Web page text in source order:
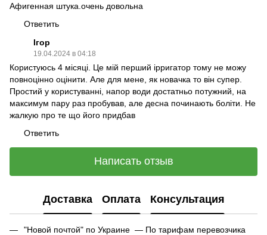
Афигенная штука.очень довольна
Ответить
Ігор
19.04.2024 в 04:18
Користуюсь 4 місяці. Це мій перший ірригатор тому не можу
повноцінно оцінити. Але для мене, як новачка то він супер.
Простий у користуванні, напор води достатньо потужний, на
максимум пару раз пробував, але десна починають боліти. Не
жалкую про те що його придбав
Ответить
Написать отзыв
Доставка Оплата Консультация
"Новой почтой" по Украине — По тарифам перевозчика